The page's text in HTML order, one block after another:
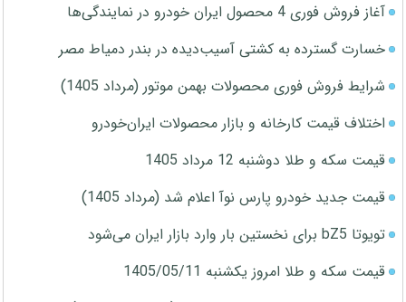
آغاز فروش فوری 4 محصول ایران خودرو در نمایندگی‌ها
خسارت گسترده به کشتی آسیب‌دیده در بندر دمیاط مصر
شرایط فروش فوری محصولات بهمن موتور (مرداد 1405)
اختلاف قیمت کارخانه و بازار محصولات ایران‌خودرو
قیمت سکه و طلا دوشنبه 12 مرداد 1405
قیمت جدید خودرو پارس نوآ اعلام شد (مرداد 1405)
تویوتا bZ5 برای نخستین بار وارد بازار ایران می‌شود
قیمت سکه و طلا امروز یکشنبه 1405/05/11